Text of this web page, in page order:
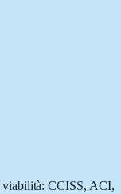
CCISS, ACI,